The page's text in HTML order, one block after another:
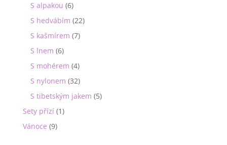
S alpakou (6)
S hedvábím (22)
S kašmírem (7)
S lnem (6)
S mohérem (4)
S nylonem (32)
S tibetským jakem (5)
Sety přízí (1)
Vánoce (9)